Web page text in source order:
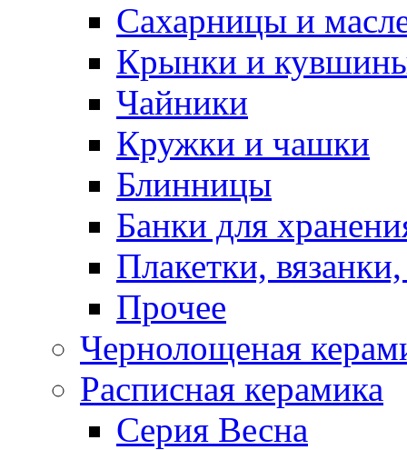
Сахарницы и
Крынки и
Чайники
Кружки и чашки
Блинницы
Банки для
Плакетки,
Прочее
Чернолощеная
Расписная керамика
Серия Весна